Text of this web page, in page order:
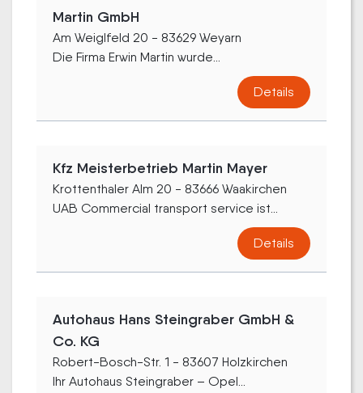
Martin GmbH
Am Weiglfeld 20 - 83629 Weyarn
Die Firma Erwin Martin wurde...
Details
Kfz Meisterbetrieb Martin Mayer
Krottenthaler Alm 20 - 83666 Waakirchen
UAB Commercial transport service ist...
Details
Autohaus Hans Steingraber GmbH &
Co. KG
Robert-Bosch-Str. 1 - 83607 Holzkirchen
Ihr Autohaus Steingraber – Opel...